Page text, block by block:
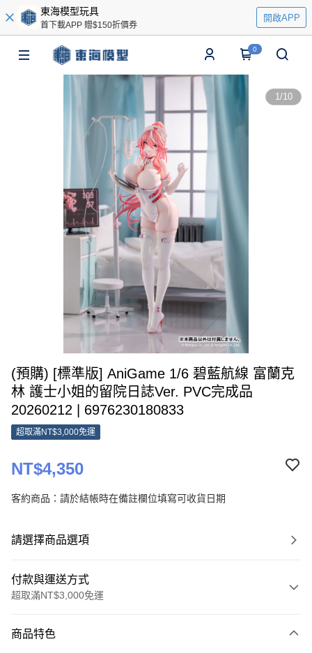
東海模型玩具
首下載APP 贈$150折價券
開啟APP
0
1/10
(預購) [標準版] AniGame 1/6 碧藍航線 富蘭克
林 護士小姐的留院日誌Ver. PVC完成品
20260212 | 6976230180833
超取滿NT$3,000免運
NT$4,350
客約商品：請於結帳時在備註欄位填寫可收貨日期
請選擇商品選項
付款與運送方式
超取滿NT$3,000免運
信用卡一次付款
商品特色